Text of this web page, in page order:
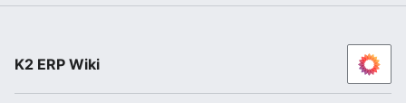
K2 ERP Wiki